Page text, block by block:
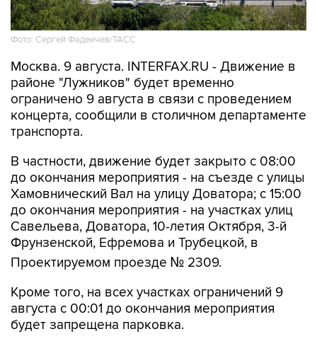
Фото: Сергей Фадеичев/ТАСС
Москва. 9 августа. INTERFAX.RU - Движение в
районе "Лужников" будет временно
ограничено 9 августа в связи с проведением
концерта, сообщили в столичном департаменте
транспорта.
В частности, движение будет закрыто с 08:00
до окончания мероприятия - на съезде с улицы
Хамовнический Вал на улицу Доватора; с 15:00
до окончания мероприятия - на участках улиц
Савельева, Доватора, 10-летия Октября, 3-й
Фрунзенской, Ефремова и Трубецкой, в
Проектируемом проезде № 2309.
Кроме того, на всех участках ограничений 9
августа с 00:01 до окончания мероприятия
будет запрещена парковка.